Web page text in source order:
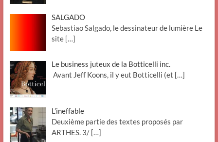
SALGADO
Sebastiao Salgado, le dessinateur de lumière Le
site […]
Le business juteux de la Botticelli inc.
Avant Jeff Koons, il y eut Botticelli (et […]
L’ineffable
Deuxième partie des textes proposés par
ARTHES. 3/ […]